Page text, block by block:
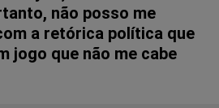
não posso me
a retórica política que
jogo que não me cabe